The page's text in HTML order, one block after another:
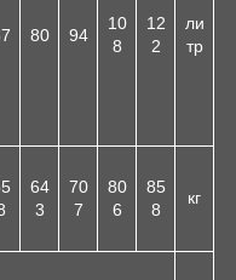
80 94
10
8
12
2
ли
тр
64
3
70
7
80
6
85
8
кг